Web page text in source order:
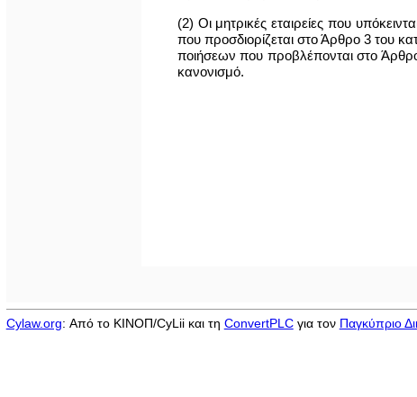
(2) Οι μητρικές εταιρείες που
που προσδιορίζεται στο Άρθρο 3 του
ποιήσεων που προβλέπονται στο
κανονισμό.
Cylaw.org: Από το ΚΙΝOΠ/CyLii και τη ConvertPLCγια τον Παγκύπριο